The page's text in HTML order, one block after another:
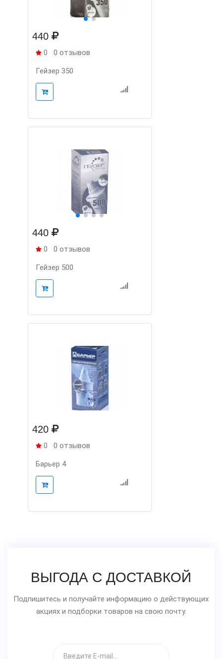
440
0 0 отзывов
Гейзер 350
440
0 0 отзывов
Гейзер 500
420
0 0 отзывов
Барьер 4
ВЫГОДА С ДОСТАВКОЙ
Подпишитесь и получайте информацию о действующих
акциях и подборки товаров на свою почту.